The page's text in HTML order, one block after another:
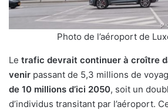
Photo de l’aéroport de
Le trafic devrait continuer à croître
venir passant de 5,3 millions de
de 10 millions d’ici 2050, soit un
d’individus transitant par l’aéroport.